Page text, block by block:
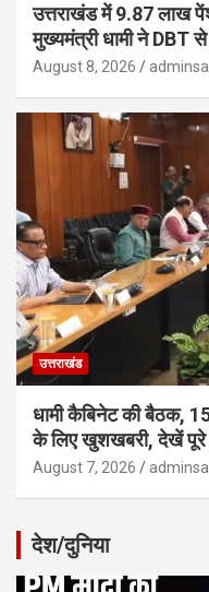
उत्तराखंड में 9.87 लाख
मुख्यमंत्री धामी ने DBT
August 8, 2026
उत्तराखंड
धामी कैबिनेट की बैठक, 15
के लिए खुशखबरी, देखें पूरे
August 7, 2026
देश/दुनिया